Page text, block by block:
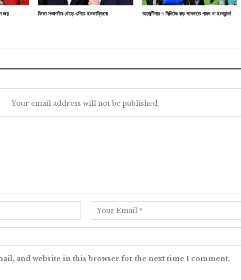
জয় ফিফা সভাপতির দৌড়ে এগিয়ে ইনফান্তিনো আর্জেন্টিনার ৭ মিনিটের ঝড় সামলাতে পারল না ইংল্যান্ড!
Your email address will not be published.
and website in this browser for the next time I comment.